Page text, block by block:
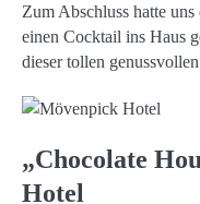
Zum Abschluss hatte
einen Cocktail ins Haus
dieser tollen
„Chocolate
Hotel